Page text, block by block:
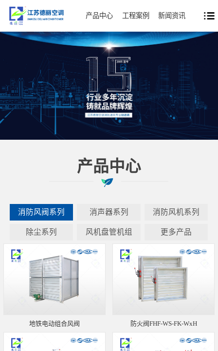
产品中心 工程案例 新闻资讯
产品中心
消防风阀系列 消声器系列 消防风机系列
除尘系列 风机盘管机组 更多产品
地铁电动组合风阀 防火阀FHF-WS-FK-WxH